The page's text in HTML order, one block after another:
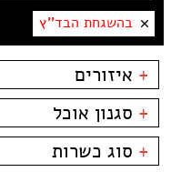
בהשגחת הבד''ץ
+ איזורים
צהלה
שוק הפשפשים
לילינבלום
תל אביב
+ סגנון אוכל
בשרים
דגים
+ סוג כשרות